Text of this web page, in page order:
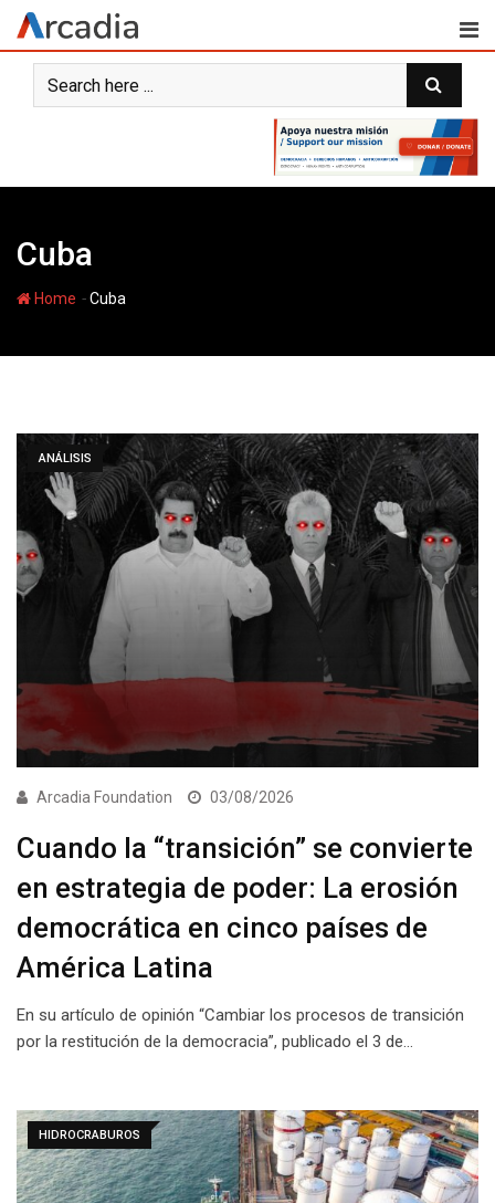
Skip
content
Cuba
Home -Cuba
ANÁLISIS
Arcadia Foundation 03/08/2026
Cuando la “transición” se convierte
en estrategia de poder: La erosión
democrática en cinco países de
América Latina
En su artículo de opinión “Cambiar los procesos de transición
por la restitución de la democracia”, publicado el 3 de…
HIDROCRABUROS